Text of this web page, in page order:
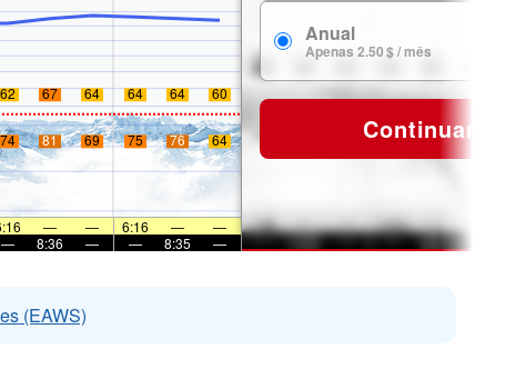
62 67 64 64 64 60
74 81 69 75 76 64
— — 6:16 —
—
— 8:36 — — 8:35 —
Anual
Apenas 2.50 $ / mês
Continuar
(EAWS)